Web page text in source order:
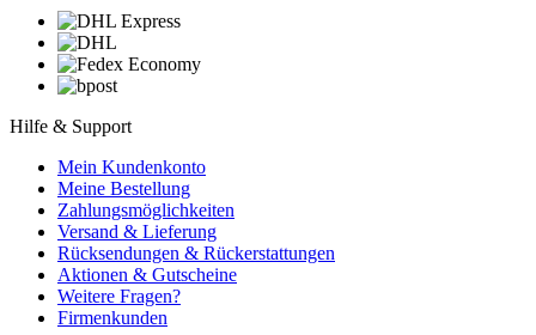
Hilfe & Support
Mein Kundenkonto
Meine Bestellung
Zahlungsmöglichkeiten
Versand & Lieferung
Rücksendungen & Rückerstattungen
Aktionen & Gutscheine
Weitere Fragen?
Firmenkunden